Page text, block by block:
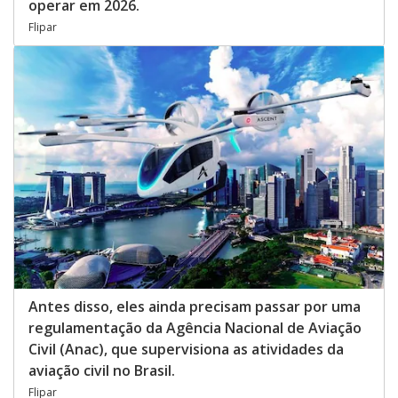
operar em 2026.
Flipar
Antes disso, eles ainda precisam passar por uma
regulamentação da Agência Nacional de Aviação
Civil (Anac), que supervisiona as atividades da
aviação civil no Brasil.
Flipar